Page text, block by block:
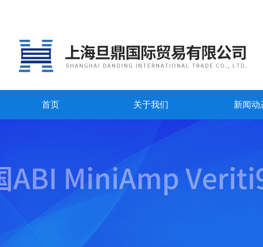
首页 关于我们 新闻动